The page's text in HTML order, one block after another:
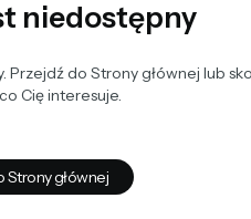
niedostępny
do Strony głównej lub
Cię interesuje.
Strony głównej